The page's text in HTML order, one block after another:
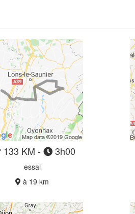
133 KM - 3h00
essai
à 19 km